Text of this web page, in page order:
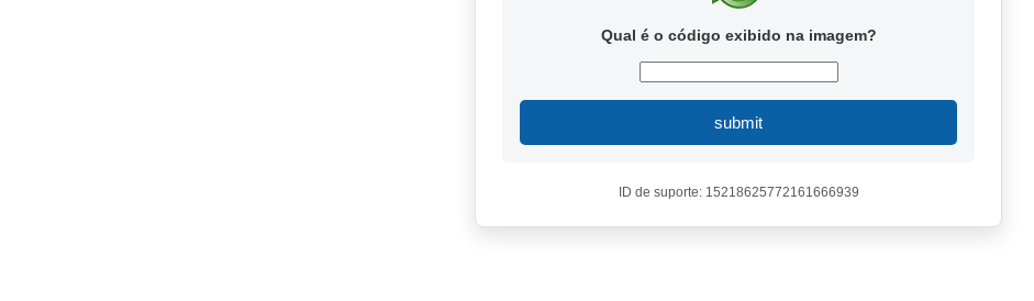
Qual é o código exibido na imagem?
submit
ID de suporte: 15218625772161666939